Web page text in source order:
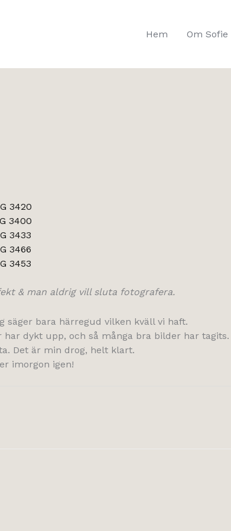
Hem Om Sofie
& man aldrig vill sluta fotografera.
säger bara härregud vilken kväll vi haft.
dykt upp, och så många bra bilder har tagits.
Det är min drog, helt klart.
imorgon igen!